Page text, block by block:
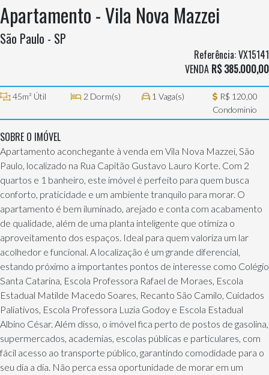
Apartamento - Vila Nova Mazzei
São Paulo - SP
Referência: VX15141
VENDA R$ 385.000,00
45m² Útil 2 Dorm(s) 1 Vaga(s)
R$ 120,00
Condominio
SOBRE O IMÓVEL
Apartamento aconchegante à venda em Vila Nova Mazzei, São
Paulo, localizado na Rua Capitão Gustavo Lauro Korte. Com 2
quartos e 1 banheiro, este imóvel é perfeito para quem busca
conforto, praticidade e um ambiente tranquilo para morar. O
apartamento é bem iluminado, arejado e conta com acabamento
de qualidade, além de uma planta inteligente que otimiza o
aproveitamento dos espaços. Ideal para quem valoriza um lar
acolhedor e funcional. A localização é um grande diferencial,
estando próximo a importantes pontos de interesse como Colégio
Santa Catarina, Escola Professora Rafael de Moraes, Escola
Estadual Matilde Macedo Soares, Recanto São Camilo, Cuidados
Paliativos, Escola Professora Luzia Godoy e Escola Estadual
Albino César. Além disso, o imóvel fica perto de postos de gasolina,
supermercados, academias, escolas públicas e particulares, com
fácil acesso ao transporte público, garantindo comodidade para o
seu dia a dia. Não perca essa oportunidade de morar em um